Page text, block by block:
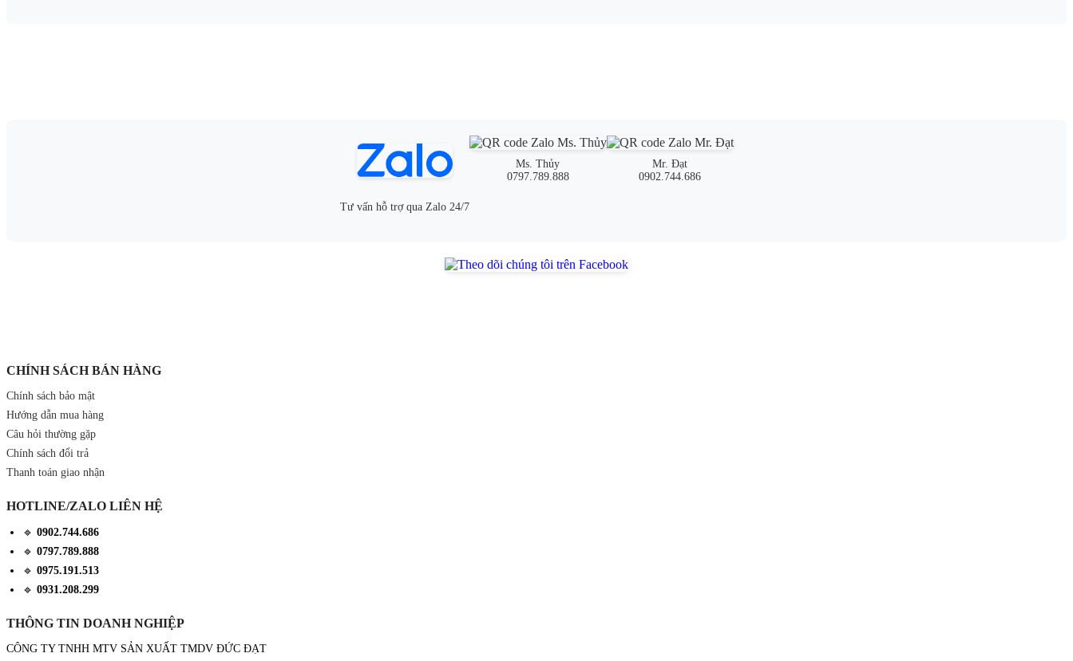
Tư vấn hỗ trợ qua Zalo 24/7
Ms. Thủy
0797.789.888
Mr. Đạt
0902.744.686
CHÍNH SÁCH BÁN HÀNG
Chính sách bảo mật
Hướng dẫn mua hàng
Câu hỏi thường gặp
Chính sách đổi trả
Thanh toán giao nhận
HOTLINE/ZALO LIÊN HỆ
🔹 0902.744.686
🔹 0797.789.888
🔹 0975.191.513
🔹 0931.208.299
THÔNG TIN DOANH NGHIỆP
CÔNG TY TNHH MTV SẢN XUẤT TMDV ĐỨC ĐẠT